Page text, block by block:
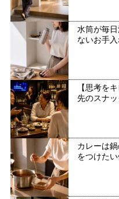
水筒が毎
ないお手
【思考を
先のスナ
カレーは
をつけた